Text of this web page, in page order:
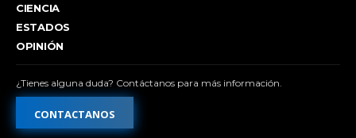
CIENCIA
ESTADOS
OPINIÓN
¿Tienes alguna duda? Contáctanos para más información.
CONTACTANOS